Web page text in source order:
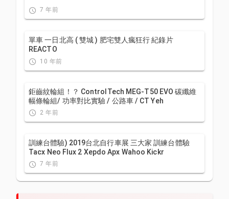
7 年前
單車 一日北高 ( 雙城 ) 肥宅雙人瘋狂行 紀錄片
REACTO
10 年前
鉅齒紋輪組！？ ControlTech MEG-T50 EVO 碳纖維
幅條輪組/ 功率對比實驗 / 公路車 / CT Yeh
2 年前
訓練台體驗) 2019台北自行車展 三大家 訓練台體驗
Tacx Neo Flux 2 Xepdo Apx Wahoo Kickr
7 年前